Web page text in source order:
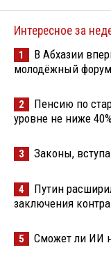
Интересное за
1
В Абхазии
молодёжный форум
2
Пенсию по
уровне не ниже
3 Законы,
4
Путин
заключения
5 Сможет ли ИИ